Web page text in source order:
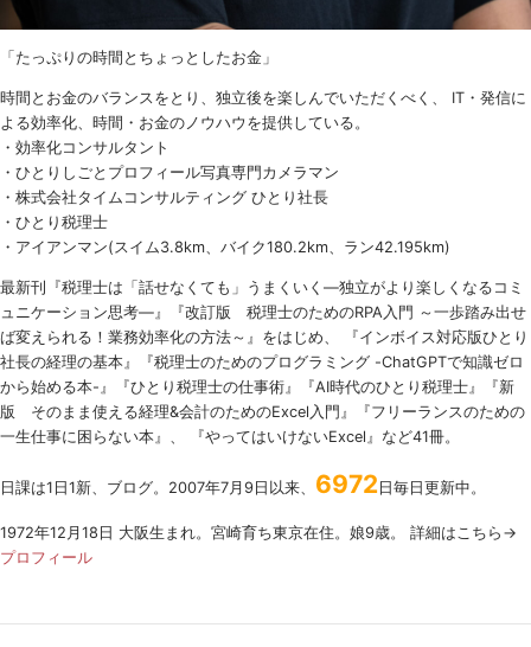
「たっぷりの時間とちょっとしたお金」
時間とお金のバランスをとり、独立後を楽しんでいただくべく、 IT・発信に
よる効率化、時間・お金のノウハウを提供している。
・効率化コンサルタント
・ひとりしごとプロフィール写真専門カメラマン
・株式会社タイムコンサルティング ひとり社長
・ひとり税理士
・アイアンマン(スイム3.8km、バイク180.2km、ラン42.195km)
最新刊『税理士は「話せなくても」うまくいく ―独立がより楽しくなるコミ
ュニケーション思考―』『改訂版 税理士のためのRPA 入門 ～一歩踏み出せ
ば変えられる！業務効率化の方法～』をはじめ、 『インボイス対応版ひとり
社長の経理の基本』『税理士のためのプログラミング -ChatGPTで知識ゼロ
から始める本-』『ひとり税理士の仕事術』『AI時代のひとり税理士』『新
版 そのまま使える経理&会計のためのExcel入門』『フリーランスのための
一生仕事に困らない本』、 『やってはいけないExcel』など41冊。
日課は1日1新、ブログ。2007年7月9日以来、 6972 日毎日更新中。
1972年12月18日 大阪生まれ。宮崎育ち東京在住。娘9歳。 詳細はこちら→
プロフィール